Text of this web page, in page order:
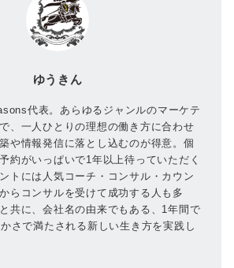
ゆうきん
代表。あらゆるジャンルのマーケテ
、一人ひとりの理想の働き方に合わせ
や情報発信に落とし込むのが得意。個
約がいっぱいで1年以上待っていただく
トには人気コーチ・コンサル・カウン
らコンサルを受けて成功する人も多
共に、会社名の由来でもある、1年間で
さで満たされる新しい生き方を実践し